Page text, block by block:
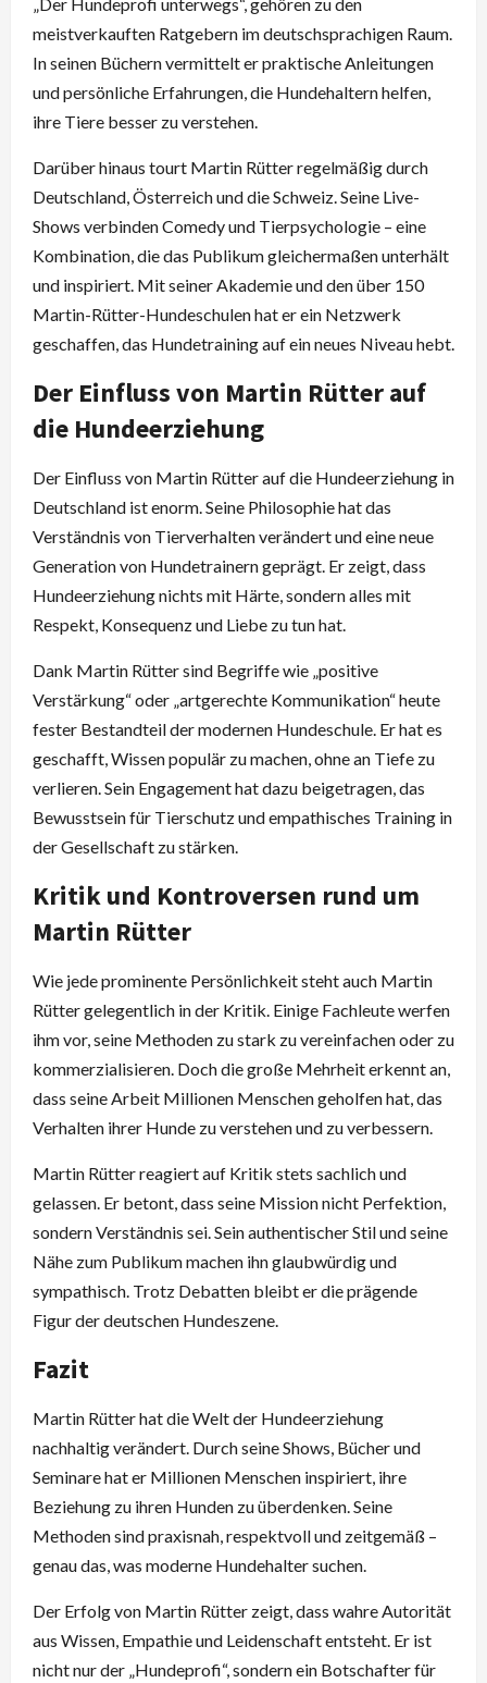
meistverkauften Ratgebern im deutschsprachigen Raum.
In seinen Büchern vermittelt er praktische Anleitungen
und persönliche Erfahrungen, die Hundehaltern helfen,
ihre Tiere besser zu verstehen.
Darüber hinaus tourt Martin Rütter regelmäßig durch
Deutschland, Österreich und die Schweiz. Seine Live-
Shows verbinden Comedy und Tierpsychologie – eine
Kombination, die das Publikum gleichermaßen unterhält
und inspiriert. Mit seiner Akademie und den über 150
Martin-Rütter-Hundeschulen hat er ein Netzwerk
geschaffen, das Hundetraining auf ein neues Niveau hebt.
Der Einfluss von Martin Rütter auf
die Hundeerziehung
Der Einfluss von Martin Rütter auf die Hundeerziehung in
Deutschland ist enorm. Seine Philosophie hat das
Verständnis von Tierverhalten verändert und eine neue
Generation von Hundetrainern geprägt. Er zeigt, dass
Hundeerziehung nichts mit Härte, sondern alles mit
Respekt, Konsequenz und Liebe zu tun hat.
Dank Martin Rütter sind Begriffe wie „positive
Verstärkung“ oder „artgerechte Kommunikation“ heute
fester Bestandteil der modernen Hundeschule. Er hat es
geschafft, Wissen populär zu machen, ohne an Tiefe zu
verlieren. Sein Engagement hat dazu beigetragen, das
Bewusstsein für Tierschutz und empathisches Training in
der Gesellschaft zu stärken.
Kritik und Kontroversen rund um
Martin Rütter
Wie jede prominente Persönlichkeit steht auch Martin
Rütter gelegentlich in der Kritik. Einige Fachleute werfen
ihm vor, seine Methoden zu stark zu vereinfachen oder zu
kommerzialisieren. Doch die große Mehrheit erkennt an,
dass seine Arbeit Millionen Menschen geholfen hat, das
Verhalten ihrer Hunde zu verstehen und zu verbessern.
Martin Rütter reagiert auf Kritik stets sachlich und
gelassen. Er betont, dass seine Mission nicht Perfektion,
sondern Verständnis sei. Sein authentischer Stil und seine
Nähe zum Publikum machen ihn glaubwürdig und
sympathisch. Trotz Debatten bleibt er die prägende
Figur der deutschen Hundeszene.
Fazit
Martin Rütter hat die Welt der Hundeerziehung
nachhaltig verändert. Durch seine Shows, Bücher und
Seminare hat er Millionen Menschen inspiriert, ihre
Beziehung zu ihren Hunden zu überdenken. Seine
Methoden sind praxisnah, respektvoll und zeitgemäß –
genau das, was moderne Hundehalter suchen.
Der Erfolg von Martin Rütter zeigt, dass wahre Autorität
aus Wissen, Empathie und Leidenschaft entsteht. Er ist
nicht nur der „Hundeprofi“, sondern ein Botschafter für